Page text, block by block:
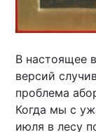
В настоящее
версий
проблема
Когда мы с
июля в лесу